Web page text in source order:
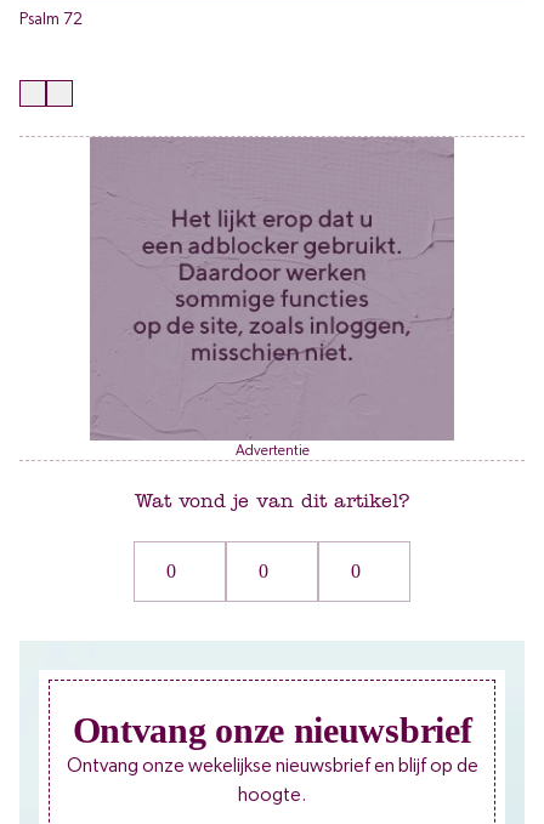
Psalm 72
Advertentie
Wat vond je van dit artikel?
0 0 0
Ontvang onze nieuwsbrief
Ontvang onze wekelijkse nieuwsbrief en blijf op de
hoogte.